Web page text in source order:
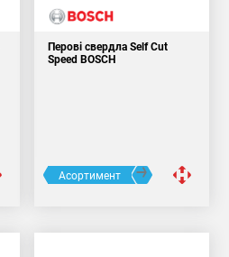
Перові свердла Self Cut
Speed BOSCH
Асортимент